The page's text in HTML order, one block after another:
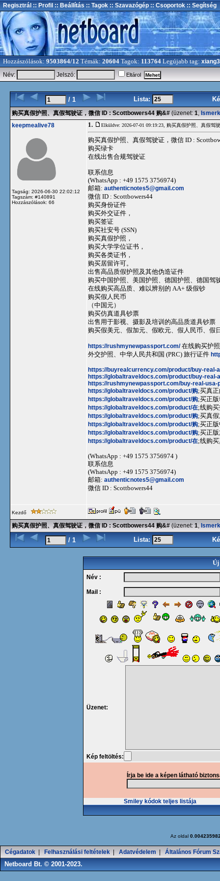
Regisztrál :: Profil :: Beállítás :: Tagok :: Szavazógép :: Csoportok :: Segítség
Hozzászólások: 9503864/12 Témák: 20604 Tagok: 113764 Legújabb tag:
Név:
Jelszó: Eltárol
/ 1 Lista:
购买真假护照、真假驾驶证，微信 ID : Scottbowers44 购&# (üzenet: 1,
keepmealive78
Tagság: 2026-06-30 22:02:12
Tagszám: #140891
Hozzászólások: 66
1. Elküldve: 2026-07-01 09:19:23, 购买真假护照、真假驾
购买真假护照、真假驾驶证，微信 ID :
购买绿卡
在线出售合规驾驶证
联系信息
(WhatsApp : +49 1575 3756974)
邮箱: authenticnotes5@gmail.com
微信 ID : Scottbowers44
购买身份证件
购买外交证件，
购买签证
购买社安号 (SSN)
购买真假护照，
购买大学学位证书，
购买各类证书，
购买居留许可。
出售高品质假护照及其他伪造证件
购买中国护照、美国护照、德国护照、德国驾
在线购买高品质、难以辨别的 AA+ 级假钞
购买假人民币
（中国元）
购买仿真道具钞票
出售用于影视、摄影及培训的高品质道具钞票
购买假美元、假加元、假欧元、假人民币、假
https://rushmynewpassport.com/在线购买护
外交护照、中华人民共和国 (PRC) 旅行证件
https://buyrealcurrency.com/product/buy-real-
https://globaltraveldocs.com/product/buy-real-
https://rushmynewpassport.com/buy-real-usa-
https://globaltraveldocs.com/product/购;买真
https://globaltraveldocs.com/product/购;买正
https://globaltraveldocs.com/product/在;线购
https://globaltraveldocs.com/product/购;买真
https://globaltraveldocs.com/product/购;买正
https://globaltraveldocs.com/product/购;买正
https://globaltraveldocs.com/product/在;线购
(WhatsApp : +49 1575 3756974 )
联系信息
(WhatsApp : +49 1575 3756974)
邮箱: authenticnotes5@gmail.com
微信 ID : Scottbowers44
Kezdő
购买真假护照、真假驾驶证，微信 ID : Scottbowers44 购&# (üzenet: 1,
/ 1 Lista:
Új
Név :
Mail :
Üzenet:
Kép feltöltés:
Írja be ide a képen látható
Smiley kódok teljes listája
Az oldal
Cégadatok Felhasználási feltételek Adatvédelem Általános Fórum
Netboard Bt. © 2001-2023.